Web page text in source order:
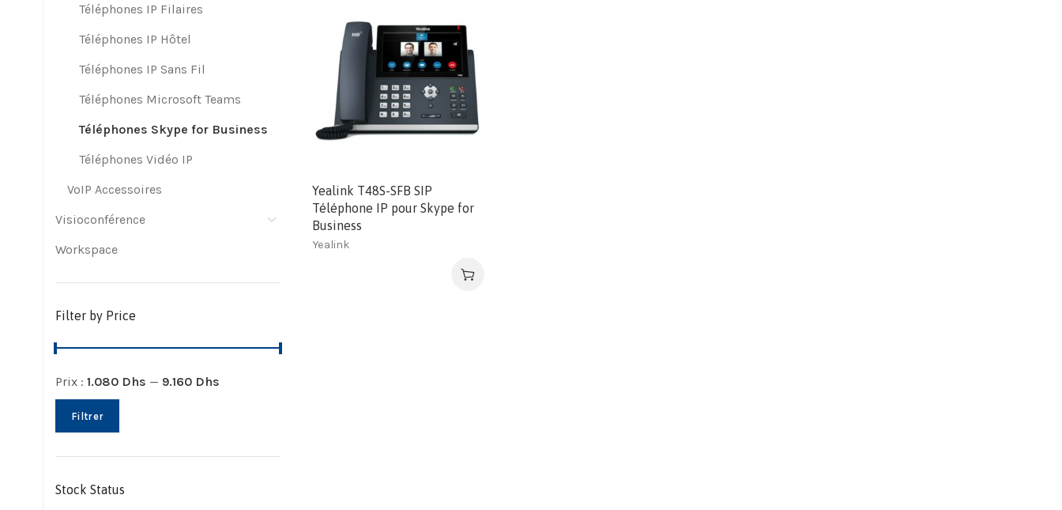
Téléphones IP Filaires
Téléphones IP Hôtel
Téléphones IP Sans Fil
Téléphones Microsoft Teams
Téléphones Skype for Business
Téléphones Vidéo IP
VoIP Accessoires
Visioconférence
Workspace
Filter by Price
Filtrer
Prix : 1.080 Dhs — 9.160 Dhs
Stock Status
Yealink T48S-SFB SIP
Téléphone IP pour Skype for
Business
Yealink